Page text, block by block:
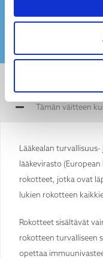
Tämän väitteen
Lääkealan
lääkevirasto
rokotteet, jotka ovat
lukien rokotteen
Rokotteet sisältävät
rokotteen turvalliseen
opettaa